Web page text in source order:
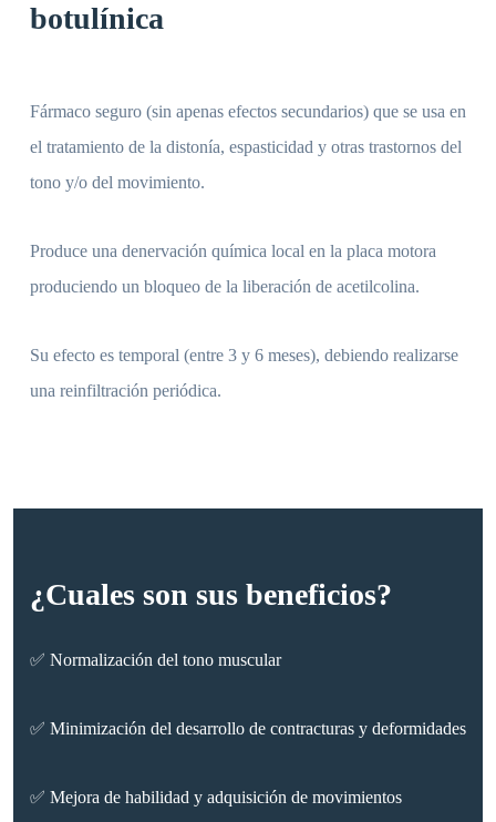
botulínica
Fármaco seguro (sin apenas efectos secundarios) que se usa en
el tratamiento de la distonía, espasticidad y otras trastornos del
tono y/o del movimiento.
Produce una denervación química local en la placa motora
produciendo un bloqueo de la liberación de acetilcolina.
Su efecto es temporal (entre 3 y 6 meses), debiendo realizarse
una reinfiltración periódica.
¿Cuales son sus beneficios?
✅ Normalización del tono muscular
✅ Minimización del desarrollo de contracturas y deformidades
✅ Mejora de habilidad y adquisición de movimientos